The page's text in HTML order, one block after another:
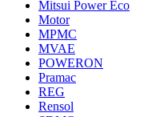
Mitsui Power Eco
Motor
MPMC
MVAE
POWERON
Pramac
REG
Rensol